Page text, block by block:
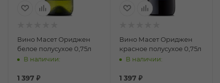
Вино Масет Ориджен
белое полусухое 0,75л
В наличии:
1 397 ₽
Вино Масет Ориджен
красное полусухое 0,75л
В наличии:
1 397 ₽